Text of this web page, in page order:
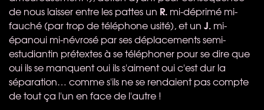
de nous laisser entre les pattes un R. mi-déprimé mi-
fauché (par trop de téléphone usité), et un J. mi-
épanoui mi-névrosé par ses déplacements semi-
estudiantin prétextes à se téléphoner pour se dire que
oui ils se manquent oui ils s'aiment oui c'est dur la
séparation… comme s'ils ne se rendaient pas compte
de tout ça l'un en face de l'autre !